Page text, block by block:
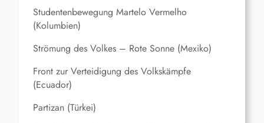
Studentenbewegung Martelo Vermelho
(Kolumbien)
Strömung des Volkes – Rote Sonne (Mexiko)
Front zur Verteidigung des Volkskämpfe
(Ecuador)
Partizan (Türkei)